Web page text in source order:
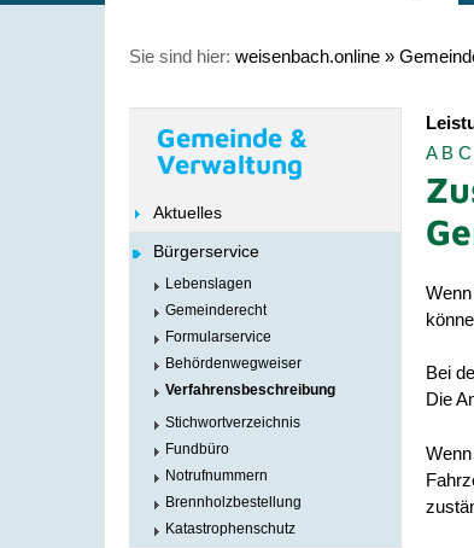
Sie sind hier: weisenbach.online »
Gemeinde &
Verwaltung
Aktuelles
Bürgerservice
Lebenslagen
Gemeinderecht
Formularservice
Behördenwegweiser
Verfahrensbeschreibung
Stichwortverzeichnis
Fundbüro
Notrufnummern
Brennholzbestellung
Katastrophenschutz
A B C
Bei
Die